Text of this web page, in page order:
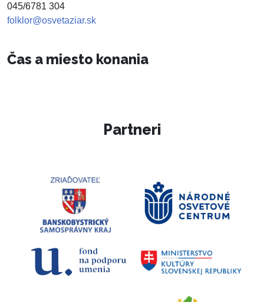
045/6781 304
folklor@osvetaziar.sk
Čas a miesto konania
Partneri